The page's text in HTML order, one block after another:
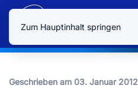
Zum Hauptinhalt springen
Geschrieben am 03. Januar 2012